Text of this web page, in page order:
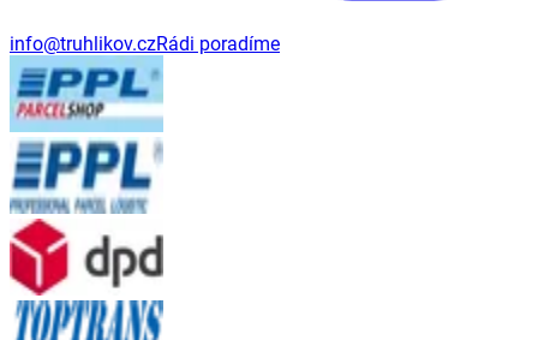
info@truhlikov.czRádi poradíme